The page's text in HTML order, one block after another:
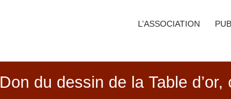
L’ASSOCIATION
Don du dessin de la Table